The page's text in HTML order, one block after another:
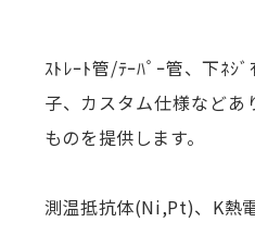
ｽﾄﾚｰﾄ管/ﾃｰﾊﾟｰ管、下ﾈｼ
子、カスタム仕様などあ
ものを提供します。
測温抵抗体(Ni,Pt)、K熱